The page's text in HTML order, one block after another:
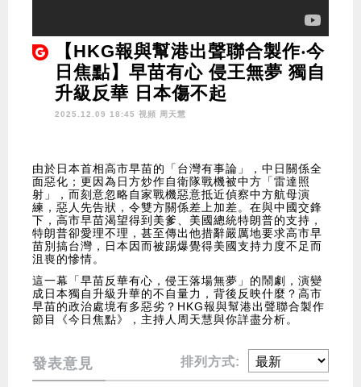
【HKG報與幫港出聲聯合製作‧今
日焦點】早苗有心 侵王無夢 獨自
升級反華 日本傷不起
2025.12.09 18:45 視頻 周天慧
由於日本首相高市早苗的「台灣有事論」，中日關係全
面惡化；更因為日方炒作自衛隊戰機被中方「雷達照
射」，而刻意忽略自家戰機惡意抵近偵察中方航母演
練，惡人先告狀，令雙方關係差上加差。在與中國交鋒
下，高市早苗渴望得到美爹、美國總統特朗普的支持，
特朗普卻愛理不理，甚至傳出他措辭嚴厲地要求高市早
苗別搞台灣，日本因而被踢爆覺得美國支持力度不足而
沮喪的慘情。
這一幕「早苗反華有心，侵王落場無夢」的鬧劇，演變
成日本獨自升級升華的不自量力，背後反映什麼？高市
早苗的政治處境有多惡劣？HKG報與幫港出聲聯合製作
節目《今日焦點》，主持人周天慧與你詳盡分析。
發表意見 排列方式: